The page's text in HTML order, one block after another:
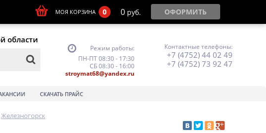
области
Режим работы:
ПН-ПТ 08:30 - 17:30
СБ 08:30 - 16:00
stroymat68@yandex.ru
Контактные телефоны:
+7 (4752) 44 02 49
+7 (4752) 73 92 47
СКАЧАТЬ ПРАЙС
Железногорск
МОЯ КОРЗИНА 0 0 руб. ОФОРМИТЬ